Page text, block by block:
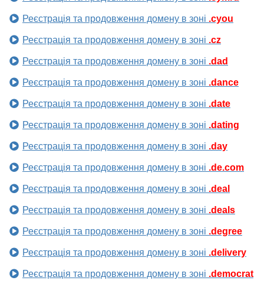
Реєстрація та продовження домену в зоні .cyou
Реєстрація та продовження домену в зоні .cz
Реєстрація та продовження домену в зоні .dad
Реєстрація та продовження домену в зоні .dance
Реєстрація та продовження домену в зоні .date
Реєстрація та продовження домену в зоні .dating
Реєстрація та продовження домену в зоні .day
Реєстрація та продовження домену в зоні .de.com
Реєстрація та продовження домену в зоні .deal
Реєстрація та продовження домену в зоні .deals
Реєстрація та продовження домену в зоні .degree
Реєстрація та продовження домену в зоні .delivery
Реєстрація та продовження домену в зоні .democrat